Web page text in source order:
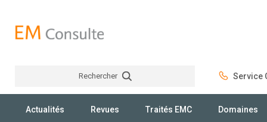
Rechercher Service
Actualités Revues Traités EMC Domaines